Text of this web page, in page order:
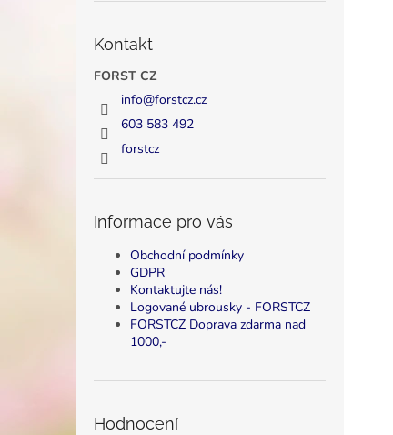
Kontakt
FORST CZ
info@forstcz.cz
603 583 492
forstcz
Informace pro vás
Obchodní podmínky
GDPR
Kontaktujte nás!
Logované ubrousky - FORSTCZ
FORSTCZ Doprava zdarma nad
1000,-
Hodnocení